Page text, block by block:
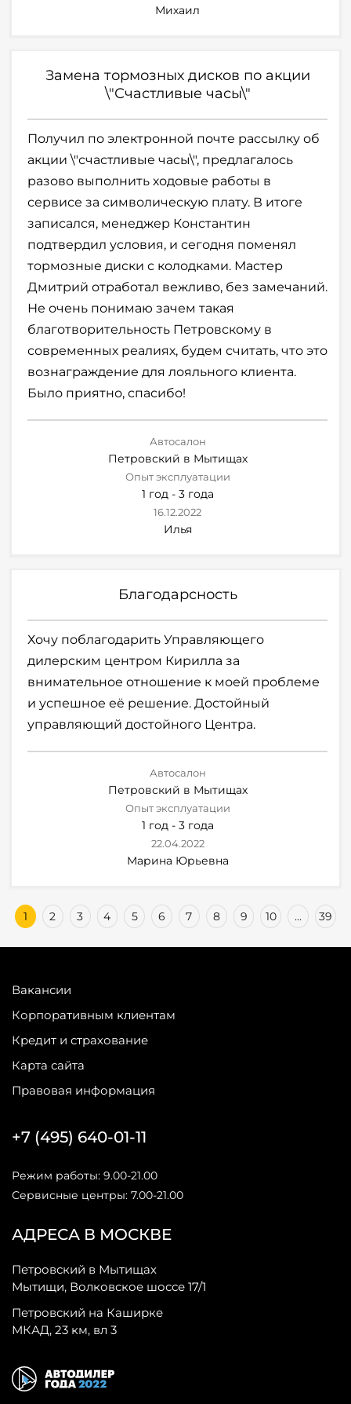
Михаил
Замена тормозных дисков по акции
\"Счастливые часы\"
Получил по электронной почте рассылку об
акции \"счастливые часы\", предлагалось
разово выполнить ходовые работы в
сервисе за символическую плату. В итоге
записался, менеджер Константин
подтвердил условия, и сегодня поменял
тормозные диски с колодками. Мастер
Дмитрий отработал вежливо, без замечаний.
Не очень понимаю зачем такая
благотворительность Петровскому в
современных реалиях, будем считать, что это
вознаграждение для лояльного клиента.
Было приятно, спасибо!
Автосалон
Петровский в Мытищах
Опыт эксплуатации
1 год - 3 года
16.12.2022
Илья
Благодарсность
Хочу поблагодарить Управляющего
дилерским центром Кирилла за
внимательное отношение к моей проблеме
и успешное её решение. Достойный
управляющий достойного Центра.
Автосалон
Петровский в Мытищах
Опыт эксплуатации
1 год - 3 года
22.04.2022
Марина Юрьевна
1 2 3 4 5 6 7 8 9 10 ... 39
Вакансии
Корпоративным клиентам
Кредит и страхование
Карта сайта
Правовая информация
АДРЕСА В МОСКВЕ
Петровский в Мытищах
Мытищи, Волковское шоссе 17/1
Петровский на Каширке
МКАД, 23 км, вл 3
+7 (495) 640-01-11
Режим работы: 9.00-21.00
Сервисные центры: 7.00-21.00